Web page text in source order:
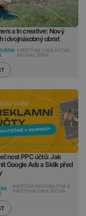
a In creative: Nový
i dvojnásobný obrat
KRISTÝNA CAHLÍKOVÁ,
MICHAL ŠÍMA
PPC účtů: Jak
Google Ads a Sklik před
MARTINA MACHALOVÁ &
KRISTÝNA CAHLÍKOVÁ